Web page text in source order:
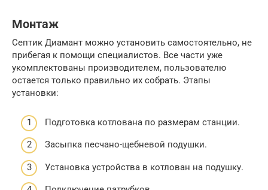
Монтаж
Септик Диамант можно установить самостоятельно, не
прибегая к помощи специалистов. Все части уже
укомплектованы производителем, пользователю
остается только правильно их собрать. Этапы
установки:
Подготовка котлована по размерам станции.
Засыпка песчано-щебневой подушки.
Установка устройства в котлован на подушку.